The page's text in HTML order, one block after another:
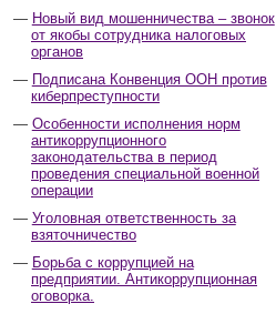
Новый вид мошенничества – звонок
от якобы сотрудника налоговых
органов
Подписана Конвенция ООН против
киберпреступности
Особенности исполнения норм
антикоррупционного
законодательства в период
проведения специальной военной
операции
Уголовная ответственность за
взяточничество
Борьба с коррупцией на
предприятии. Антикоррупционная
оговорка.